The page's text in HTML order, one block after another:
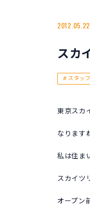
2012.05.22
スカ
スタッ
東京スカ
なります
私は住ま
スカイツ
オープン